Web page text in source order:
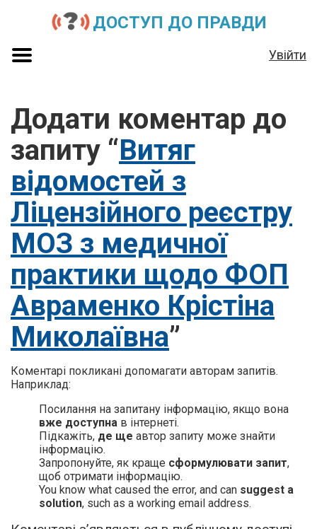
ДОСТУП ДО ПРАВДИ
Увійти
Додати коментар до
запиту “Витяг
відомостей з
Ліцензійного реєстру
МОЗ з медичної
практики щодо ФОП
Авраменко Крістіна
Миколаївна”
Коментарі покликані допомагати авторам запитів.
Наприклад:
Посилання на запитану інформацію, якщо вона
вже доступна в інтернеті.
Підкажіть, де ще автор запиту може знайти
інформацію.
Запропонуйте, як краще сформулювати запит,
щоб отримати інформацію.
You know what caused the error, and can suggest a
solution, such as a working email address.